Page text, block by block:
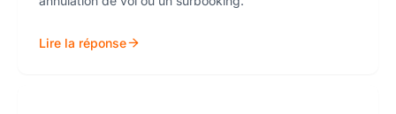
Lire la réponse